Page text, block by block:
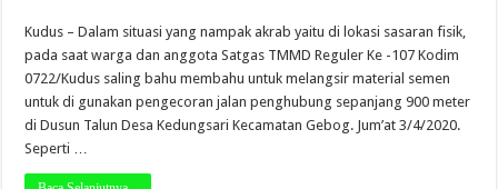
Kudus – Dalam situasi yang nampak akrab yaitu di lokasi sasaran fisik,
pada saat warga dan anggota Satgas TMMD Reguler Ke -107 Kodim
0722/Kudus saling bahu membahu untuk melangsir material semen
untuk di gunakan pengecoran jalan penghubung sepanjang 900 meter
di Dusun Talun Desa Kedungsari Kecamatan Gebog. Jum’at 3/4/2020.
Seperti …